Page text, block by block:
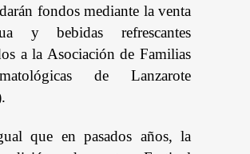
fondos mediante la venta
y bebidas refrescantes
a la Asociación de Familias
de Lanzarote
que en pasados años, la